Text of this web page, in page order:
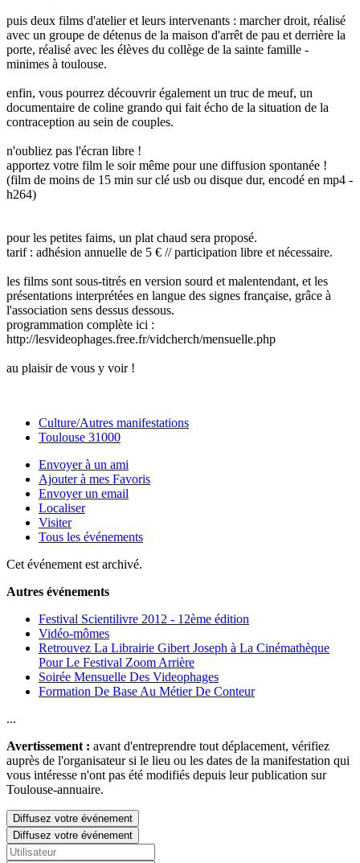
puis deux films d'atelier et leurs intervenants : marcher droit, réalisé
avec un groupe de détenus de la maison d'arrêt de pau et derrière la
porte, réalisé avec les élèves du collège de la sainte famille -
minimes à toulouse.
enfin, vous pourrez découvrir également un truc de meuf, un
documentaire de coline grando qui fait écho de la situation de la
contraception au sein de couples.
n'oubliez pas l'écran libre !
apportez votre film le soir même pour une diffusion spontanée !
(film de moins de 15 min sur clé usb ou disque dur, encodé en mp4 -
h264)
pour les petites faims, un plat chaud sera proposé.
tarif : adhésion annuelle de 5 € // participation libre et nécessaire.
les films sont sous-titrés en version sourd et malentendant, et les
présentations interprétées en langue des signes française, grâce à
l'association sens dessus dessous.
programmation complète ici :
http://lesvideophages.free.fr/vidcherch/mensuelle.php
au plaisir de vous y voir !
Culture/Autres manifestations
Toulouse 31000
Envoyer à un ami
Ajouter à mes Favoris
Envoyer un email
Localiser
Visiter
Tous les événements
Cet événement est archivé.
Autres événements
Festival Scientilivre 2012 - 12ème édition
Vidéo-mômes
Retrouvez La Librairie Gibert Joseph à La Cinémathèque
Pour Le Festival Zoom Arrière
Soirée Mensuelle Des Videophages
Formation De Base Au Métier De Conteur
...
Avertissement : avant d'entreprendre tout déplacement, vérifiez
auprès de l'organisateur si le lieu ou les dates de la manifestation qui
vous intéresse n'ont pas été modifiés depuis leur publication sur
Toulouse-annuaire.
Diffusez votre événement
Diffusez votre événement